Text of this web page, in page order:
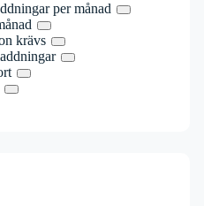
per månad
krävs